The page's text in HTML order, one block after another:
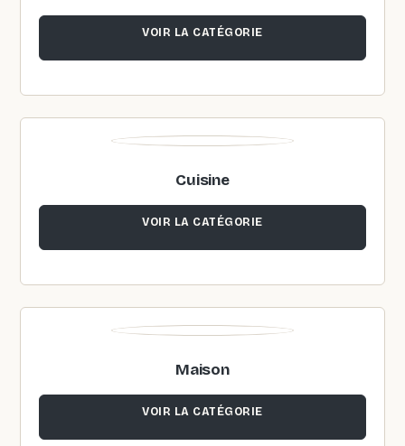
VOIR LA CATÉGORIE
Cuisine
VOIR LA CATÉGORIE
Maison
VOIR LA CATÉGORIE